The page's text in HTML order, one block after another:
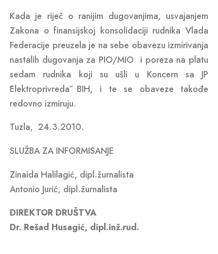
Kada je riječ o ranijim dugovanjima, usvajanjem
Zakona o finansijskoj konsolidaciji rudnika Vlada
Federacije preuzela je na sebe obavezu izmirivanja
nastalih dugovanja za PIO/MIO i poreza na platu
sedam rudnika koji su ušli u Koncern sa JP
˝Elektroprivreda˝ BIH, i te se obaveze takođe
redovno izmiruju.
Tuzla, 24.3.2010.
SLUŽBA ZA INFORMISANJE
Zinaida Halilagić, dipl.žurnalista
Antonio Jurić, dipl.žurnalista
DIREKTOR DRUŠTVA
Dr. Rešad Husagić, dipl.inž.rud.